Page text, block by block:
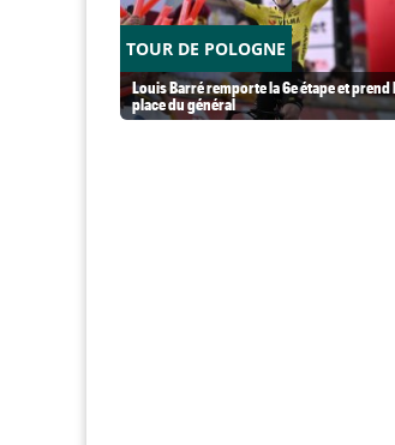
TOUR DE POLOGNE
Louis Barré remporte la 6e étape et prend
place du général